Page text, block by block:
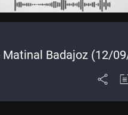
Badajoz (12/